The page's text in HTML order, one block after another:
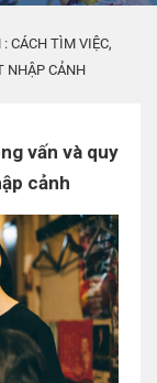
CÁCH TÌM VIỆC,
NHẬP CẢNH
vấn và quy
cảnh